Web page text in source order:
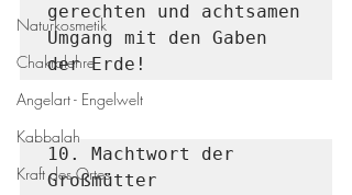
Naturkosmetik
Chakralehre
Angelart - Engelwelt
Kabbalah
Kraft des Ortes
gerechten und achtsamen
Umgang mit den Gaben
10. Machtwort der
Großmütter